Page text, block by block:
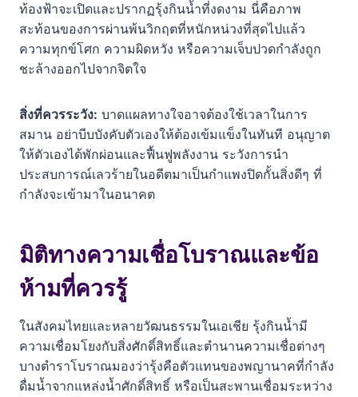
ท้องฟ้าจะเปิดและปรากฏรุ้งกินน้ำที่งดงาม นี่คือภาพ
สะท้อนของการผ่านพ้นวิกฤตที่หนักหน่วงที่สุดไปแล้ว
ความทุกข์โศก ความผิดหวัง หรือความเจ็บปวดกำลังถูก
ชะล้างออกไปจากจิตใจ
สิ่งที่ควรระวัง: บาดแผลทางใจอาจต้องใช้เวลาในการ
สมาน อย่าบีบบังคับตัวเองให้ต้องเข้มแข็งในทันที อนุญาต
ให้ตัวเองได้พักผ่อนและฟื้นฟูพลังงาน ระวังการนำ
ประสบการณ์เลวร้ายในอดีตมาเป็นกำแพงปิดกั้นสิ่งดีๆ ที่
กำลังจะเข้ามาในอนาคต
มิติทางความเชื่อโบราณและข้อ
ห้ามที่ควรรู้
ในสังคมไทยและหลายวัฒนธรรมในเอเชีย รุ้งกินน้ำมี
ความเชื่อมโยงกับสิ่งศักดิ์สิทธิ์และตำนานความเชื่อต่างๆ
บางตำราโบราณมองว่ารุ้งคือตัวแทนของพญานาคที่กำลัง
ดื่มน้ำจากแหล่งน้ำศักดิ์สิทธิ์ หรือเป็นสะพานเชื่อมระหว่าง